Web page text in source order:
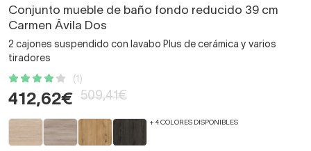
Conjunto mueble de baño fondo reducido 39 cm
Carmen Ávila Dos
2 cajones suspendido con lavabo Plus de cerámica y varios
tiradores
(1)
412,62€ 509,41€
+ 4 COLORES DISPONIBLES